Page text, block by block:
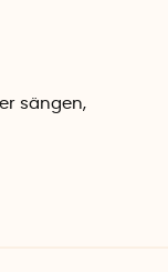
sängen,